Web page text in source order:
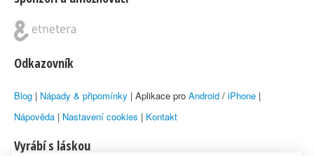
Odkazovník
Blog | Nápady & připomínky | Aplikace pro Android / iPhone |
Nápověda | Nastavení cookies | Kontakt
Vyrábí s láskou